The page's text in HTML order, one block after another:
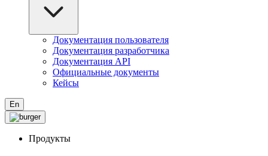
Документация пользователя
Документация разработчика
Документация API
Официальные документы
Кейсы
En
Продукты